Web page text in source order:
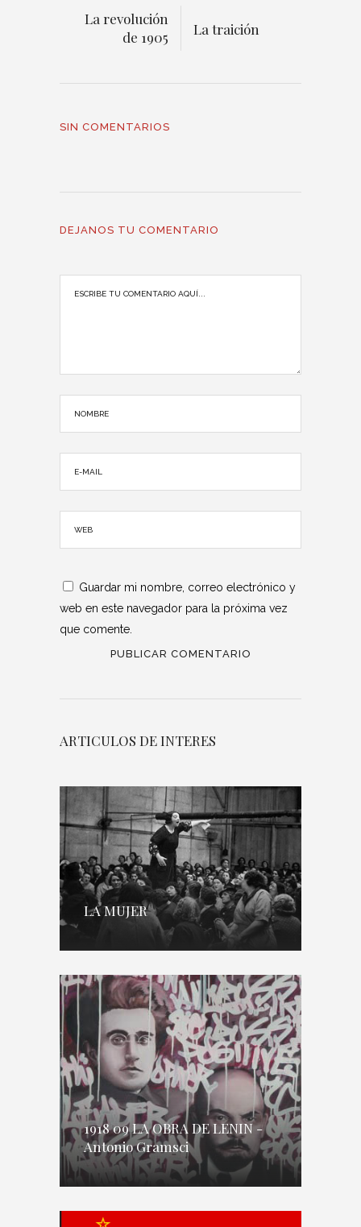
La revolución
de 1905
La traición
SIN COMENTARIOS
DEJANOS TU COMENTARIO
Guardar mi nombre, correo electrónico y
web en este navegador para la próxima vez
que comente.
ARTICULOS DE INTERES
LA MUJER
1918 09 LA OBRA DE LENIN -
Antonio Gramsci